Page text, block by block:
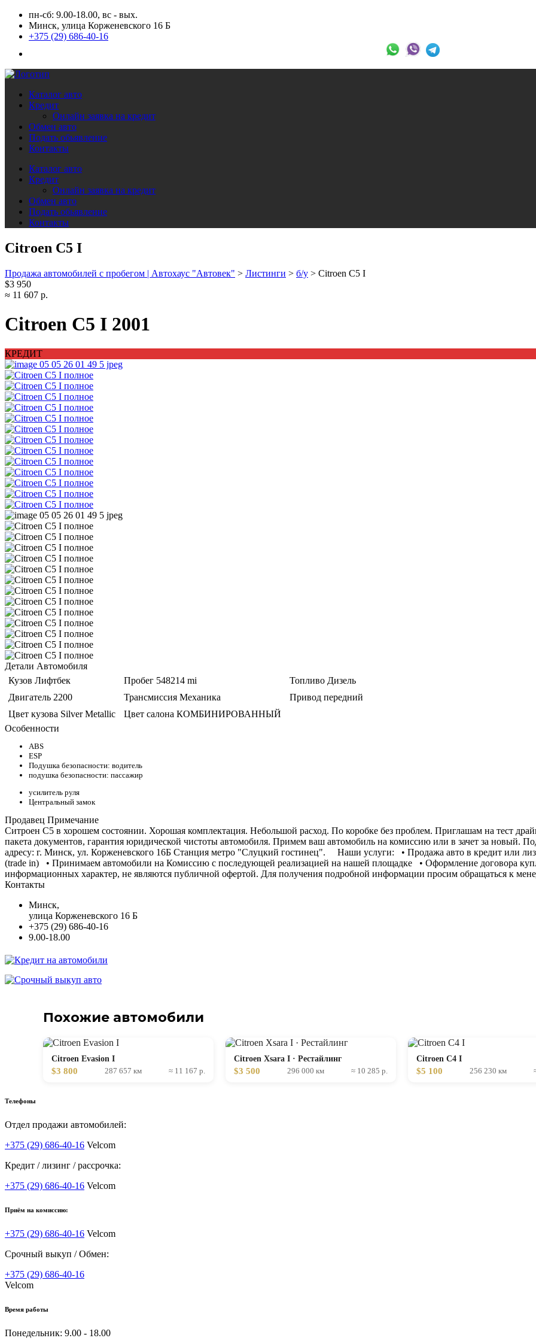
пн-сб: 9.00-18.00, вс - вых.
Минск, улица Корженевского 16 Б
+375 (29) 686-40-16
Каталог авто
Кредит
Онлайн заявка на кредит
Обмен авто
Подать обьявление
Контакты
Каталог авто
Кредит
Онлайн заявка на кредит
Обмен авто
Подать обьявление
Контакты
Citroen C5 I
Продажа автомобилей с пробегом | Автохаус "Автовек" > Листинги > б/у > Citroen C5 I
$3 950
≈ 11 607 р.
Citroen C5 I 2001
КРЕДИТ
Детали Автомобиля
Кузов Лифтбек Пробег 548214 mi Топливо Дизель
Двигатель 2200 Трансмиссия Механика Привод передний
Цвет кузова Silver Metallic Цвет салона КОМБИНИРОВАННЫЙ
Особенности
ABS
ESP
Подушка безопасности: водитель
подушка безопасности: пассажир
усилитель руля
Центральный замок
Продавец Примечание
Ситроен С5 в хорошем состоянии. Хорошая комплектация. Небольшой расход. По коробке без проблем. Приглашам на тест
пакета документов, гарантия юридической чистоты автомобиля. Примем ваш автомобиль на комиссию или в зачет за новый.
адресу: г. Минск, ул. Корженевского 16Б Станция метро "Слуцкий гостинец". Наши услуги: • Продажа авто в кредит или
(trade in) • Принимаем автомобили на Комиссию с последующей реализацией на нашей площадке • Оформление договора
информационных характер, не являются публичной офертой. Для получения подробной информации просим обращаться к
Контакты
Минск,
улица Корженевского 16 Б
+375 (29) 686-40-16
9.00-18.00
Похожие автомобили
Citroen Evasion I
$3 800 287 657 км ≈ 11 167 р.
Citroen Xsara I · Рестайлинг
$3 500 296 000 км ≈ 10 285 р.
Citroen C4 I
$5 100 256 230 км
Телефоны
Отдел продажи автомобилей:
+375 (29) 686-40-16 Velcom
Кредит / лизинг / рассрочка:
+375 (29) 686-40-16 Velcom
Приём на комиссию:
+375 (29) 686-40-16 Velcom
Срочный выкуп / Обмен:
+375 (29) 686-40-16
Velcom
Время работы
Понедельник: 9.00 - 18.00